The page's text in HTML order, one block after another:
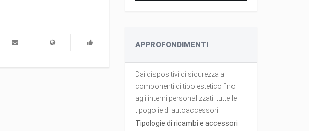
APPROFONDIMENTI
Dai dispositivi di sicurezza a
componenti di tipo estetico fino
agli interni personalizzati: tutte le
tipogolie di autoaccessori
Tipologie di ricambi e accessori